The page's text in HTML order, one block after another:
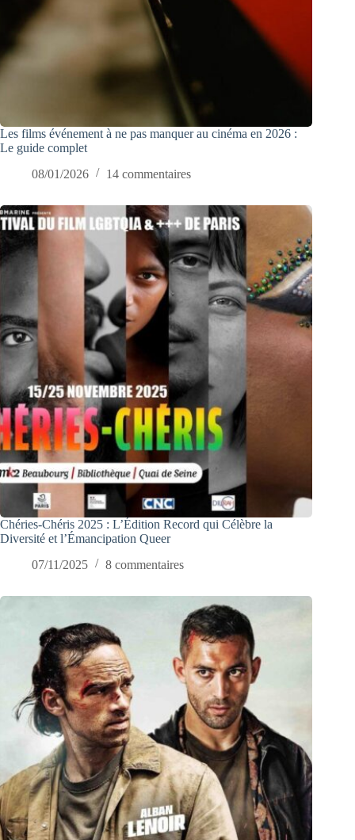
Les films événement à ne pas manquer au cinéma en 2026 :
Le guide complet
08/01/2026
14 commentaires
Chéries-Chéris 2025 : L’Édition Record qui Célèbre la
Diversité et l’Émancipation Queer
07/11/2025
8 commentaires